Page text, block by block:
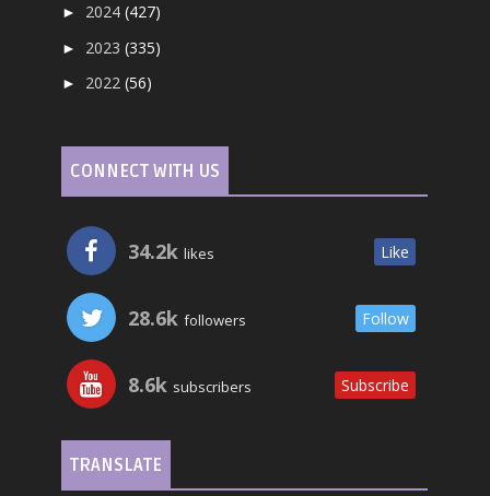
► 2024(427)
► 2023(335)
► 2022(56)
CONNECT WITH US
34.2k likes Like
28.6k followers Follow
8.6k subscribers Subscribe
TRANSLATE